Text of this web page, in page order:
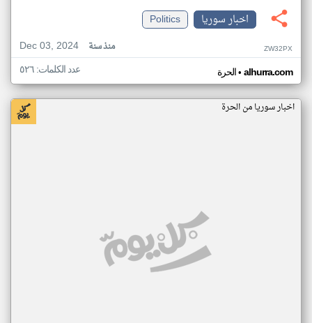
اخبار سوريا
Politics
Dec 03, 2024
منذ سنة ZW32PX
الحرة• alhurra.com عدد الكلمات: ٥٢٦
اخبار سوريا من الحرة